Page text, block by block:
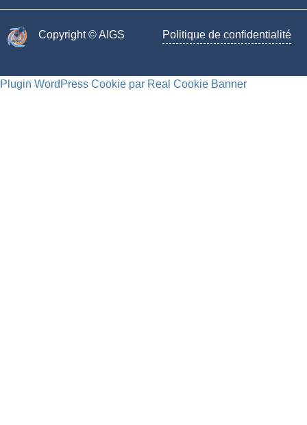
Copyright © AIGS​ Politique de confidentialité
Plugin WordPress Cookie par Real Cookie Banner